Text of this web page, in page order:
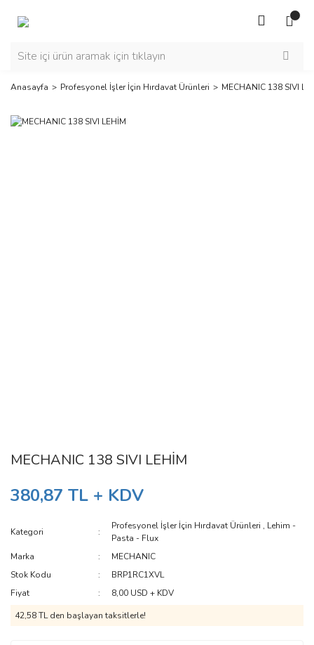
Anasayfa Profesyonel İşler İçin Hırdavat Ürünleri MECHANIC 138 SIVI
MECHANIC 138 SIVI LEHİM
380,87 TL + KDV
Kategori
Profesyonel İşler İçin Hırdavat Ürünleri , Lehim -
Pasta - Flux
Marka
MECHANIC
Stok Kodu
BRP1RC1XVL
Fiyat
8,00 USD + KDV
42,58 TL den başlayan taksitlerle!